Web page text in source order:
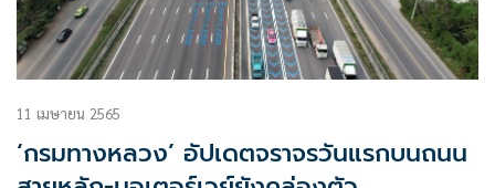
11 เมษายน 2565
‘กรมทางหลวง’ อัปเดตจราจรวันแรกบนถนน